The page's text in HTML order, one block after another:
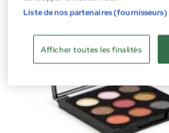
Liste de nos partenaires (fournisseurs)
Afficher toutes les finalités